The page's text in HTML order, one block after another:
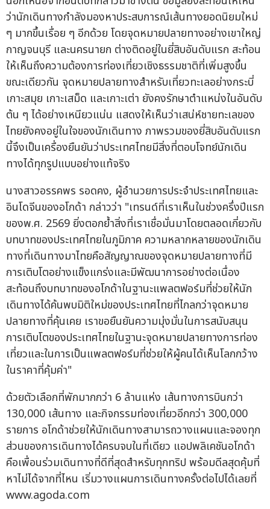
ว่านักเดินทางกำลังมองหาประสบการณ์เส้นทางยอดนิยมใหม่
ๆ มากขึ้นเรื่อย ๆ อีกด้วย โดยจุดหมายปลายทางอย่างเขาใหญ่
กาญจนบุรี และนครนายก ต่างติดอยู่ในยี่สิบอันดับแรก สะท้อน
ให้เห็นถึงความต้องการท่องเที่ยวเชิงธรรมชาติที่เพิ่มสูงขึ้น
ขณะเดียวกัน จุดหมายปลายทางสำหรับเที่ยวทะเลอย่างกระบี่
เกาะสมุย เกาะเสม็ด และเกาะเต่า ยังคงรักษาตำแหน่งในอันดับ
ต้น ๆ ได้อย่างเหนียวแน่น แสดงให้เห็นว่าเสน่ห์ชายทะเลของ
ไทยยังคงอยู่ในใจของนักเดินทาง ภาพรวมของยี่สิบอันดับแรก
นี้จึงเป็นเครื่องยืนยันว่าประเทศไทยมีสิ่งที่ตอบโจทย์นักเดิน
ทางได้ทุกรูปแบบอย่างแท้จริง
นางสาวอรรคพร รอดคง, ผู้อำนวยการประจำประเทศไทยและ
อินโดจีนของอโกด้า กล่าวว่า "เทรนด์ที่เราเห็นในช่วงครึ่งปีแรก
ของพ.ศ. 2569 ยิ่งตอกย้ำสิ่งที่เราเชื่อมั่นมาโดยตลอดเกี่ยวกับ
บทบาทของประเทศไทยในภูมิภาค ความหลากหลายของนักเดิน
ทางที่เดินทางมาไทยคือสัญญาณของจุดหมายปลายทางที่มี
การเติบโตอย่างแข็งแกร่งและมีพัฒนาการอย่างต่อเนื่อง
สะท้อนถึงบทบาทของอโกด้าในฐานะแพลตฟอร์มที่ช่วยให้นัก
เดินทางได้ค้นพบมิติใหม่ของประเทศไทยที่ไกลกว่าจุดหมาย
ปลายทางที่คุ้นเคย เราขอยืนยันความมุ่งมั่นในการสนับสนุน
การเติบโตของประเทศไทยในฐานะจุดหมายปลายทางการท่อง
เที่ยวและในการเป็นแพลตฟอร์มที่ช่วยให้ผู้คนได้เห็นโลกกว้าง
ในราคาที่คุ้มค่า"
ด้วยตัวเลือกที่พักมากกว่า 6 ล้านแห่ง เส้นทางการบินกว่า
130,000 เส้นทาง และกิจกรรมท่องเที่ยวอีกกว่า 300,000
รายการ อโกด้าช่วยให้นักเดินทางสามารถวางแผนและจองทุก
ส่วนของการเดินทางได้ครบจบในที่เดียว แอปพลิเคชันอโกด้า
คือเพื่อนร่วมเดินทางที่ดีที่สุดสำหรับทุกทริป พร้อมดีลสุดคุ้มที่
หาไม่ได้จากที่ไหน เริ่มวางแผนการเดินทางครั้งต่อไปได้เลยที่
www.agoda.com